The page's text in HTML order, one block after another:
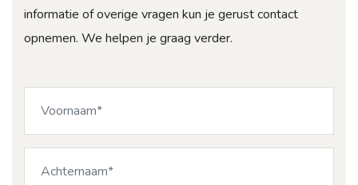
informatie of overige vragen kun je gerust contact
opnemen. We helpen je graag verder.